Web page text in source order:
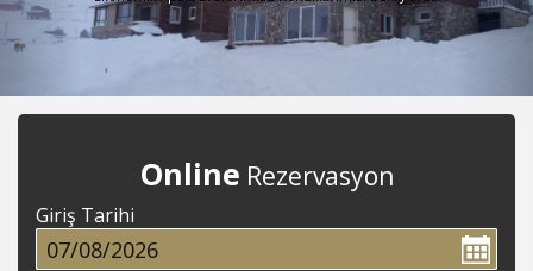
RESİM GALERİSİ
S.S.S
Online Rezervasyon
Giriş Tarihi